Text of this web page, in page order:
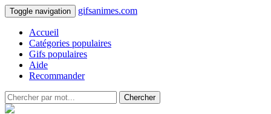
Toggle navigation gifsanimes.com
Accueil
Catégories populaires
Gifs populaires
Aide
Recommander
Chercher